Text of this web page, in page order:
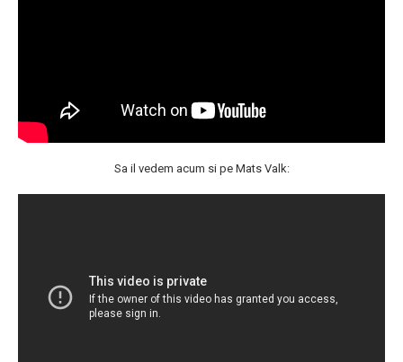
Sa il vedem acum si pe Mats Valk: